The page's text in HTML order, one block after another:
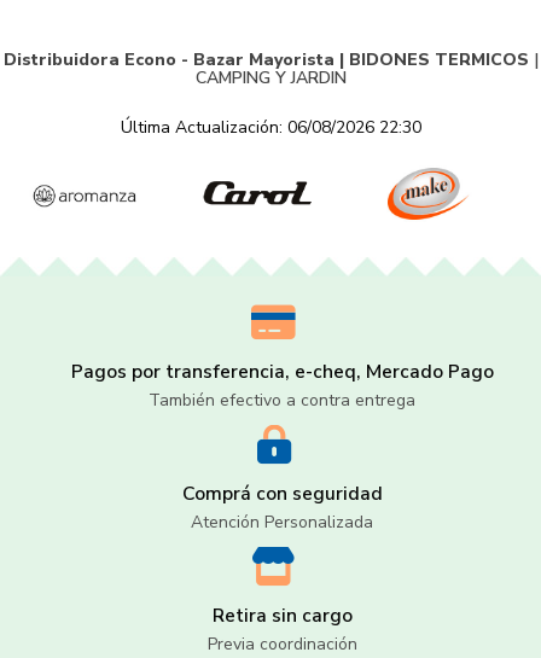
Distribuidora Econo - Bazar Mayorista | BIDONES TERMICOS |
CAMPING Y JARDIN
Última Actualización: 06/08/2026 22:30
Pagos por transferencia, e-cheq, Mercado Pago
También efectivo a contra entrega
Comprá con seguridad
Atención Personalizada
Retira sin cargo
Previa coordinación